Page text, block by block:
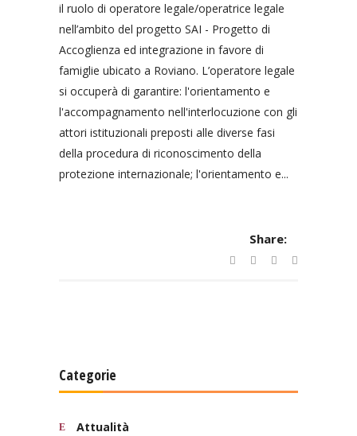
il ruolo di operatore legale/operatrice legale
nell’ambito del progetto SAI - Progetto di
Accoglienza ed integrazione in favore di
famiglie ubicato a Roviano. L’operatore legale
si occuperà di garantire: l'orientamento e
l'accompagnamento nell'interlocuzione con gli
attori istituzionali preposti alle diverse fasi
della procedura di riconoscimento della
protezione internazionale; l'orientamento e...
Share:
Categorie
Attualità